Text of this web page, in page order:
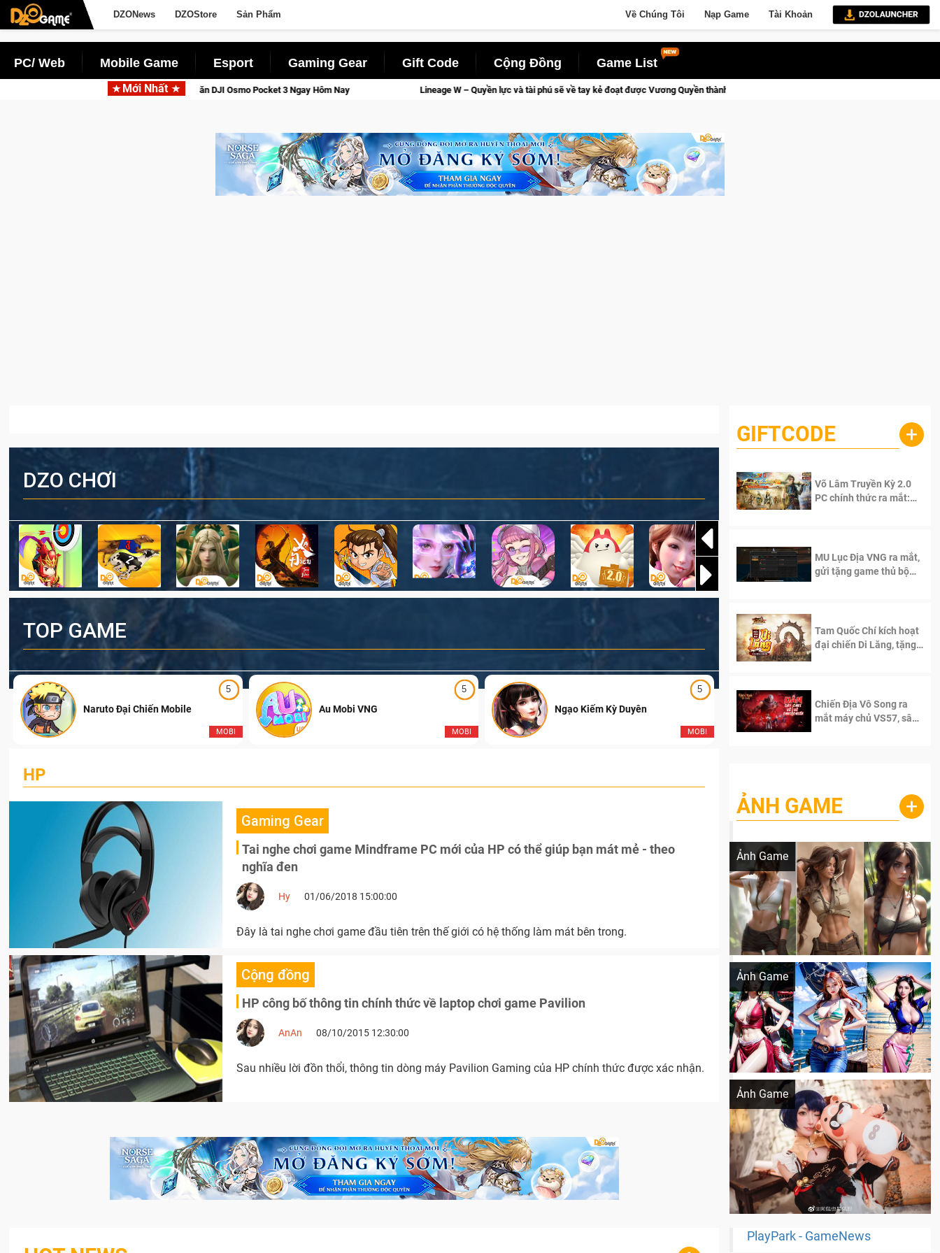
DZONews DZOStore Sản Phẩm Về Chúng Tôi Nạp Game Tài Khoản
PC/ Web Mobile Game Esport Gaming Gear Gift Code Cộng Đồng Game List
Mới Nhất
Cửu Giới Thức Tỉnh, Săn DJI Osmo Pocket 3 Ngay Hôm Nay Lineage W – Quyền lực và tài phú sẽ về tay kẻ đoạt được Vương Quyền thành Kent sắp tới!
DZO CHƠI
TOP GAME
5
MOBI
Naruto Đại Chiến Mobile
5
MOBI
Au Mobi VNG
5
MOBI
Ngạo Kiếm Kỳ Duyên Ngạo Thiên Mobile
HP
Gaming Gear
Tai nghe chơi game Mindframe PC mới của HP có thể giúp bạn mát mẻ - theo
nghĩa đen
Hy 01/06/2018 15:00:00
Đây là tai nghe chơi game đầu tiên trên thế giới có hệ thống làm mát bên trong.
Cộng đồng
HP công bố thông tin chính thức về laptop chơi game Pavilion
AnAn 08/10/2015 12:30:00
Sau nhiều lời đồn thổi, thông tin dòng máy Pavilion Gaming của HP chính thức được xác nhận.
GIFTCODE +
Võ Lâm Truyền Kỳ 2.0
PC chính thức ra mắt:
MU Lục Địa VNG ra mắt,
gửi tặng game thủ bộ
Tam Quốc Chí kích hoạt
đại chiến Di Lăng, tặng
Chiến Địa Vô Song ra
mắt máy chủ VS57, sân
ẢNH GAME +
Ảnh Game
Lala Croft vừa nóng vừa xinh dưới nét vẽ
Ảnh Game
Khi AI Cosplay gái đẹp One Piece
Ảnh Game
Cosplay Xiangling siêu cute
PlayPark - GameNews